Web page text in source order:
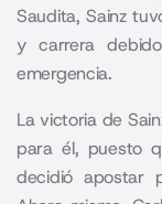
Saudita, Sainz
y carrera
emergencia.
La victoria de
para él, puesto
decidió apostar